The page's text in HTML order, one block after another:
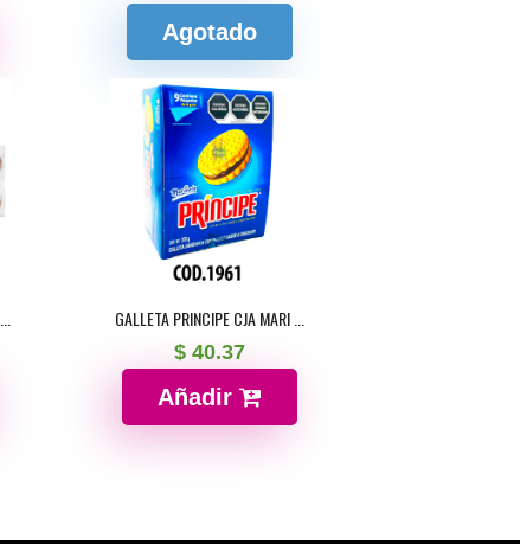
Agotado
GALLETA PRINCIPE CJA MARI ...
$ 40.37
Añadir